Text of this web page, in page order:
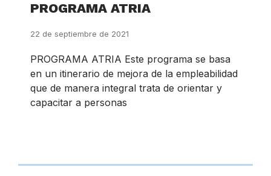
PROGRAMA ATRIA
22 de septiembre de 2021
PROGRAMA ATRIA Este programa se basa
en un itinerario de mejora de la empleabilidad
que de manera integral trata de orientar y
capacitar a personas